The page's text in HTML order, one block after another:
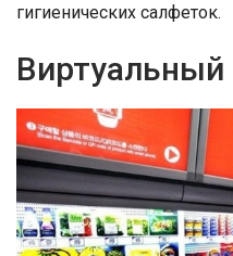
гигиенических салфеток.
Виртуальный